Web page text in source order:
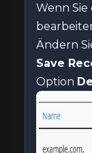
Wenn Sie
Ändern
Save
Option